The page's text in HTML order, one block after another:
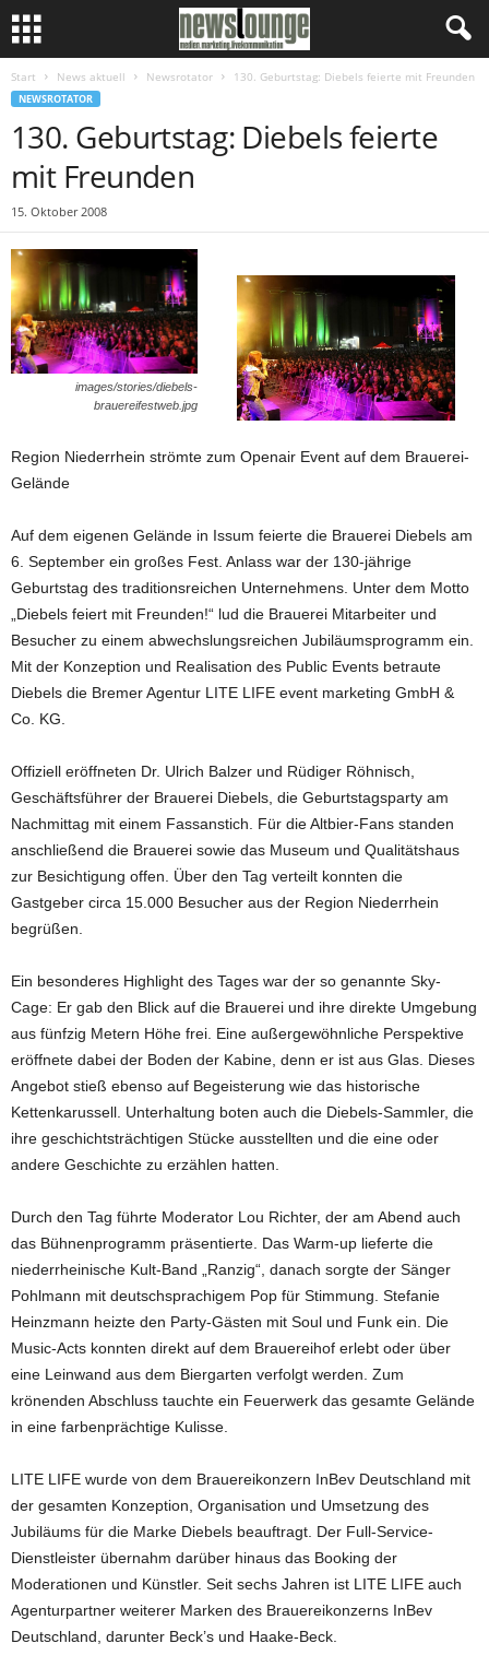
Start News aktuell Newsrotator 130. Geburtstag: Diebels feierte mit Freunden
NEWSROTATOR
130. Geburtstag: Diebels feierte
mit Freunden
15. Oktober 2008
images/stories/diebels-
brauereifestweb.jpg
Region Niederrhein strömte zum Openair Event auf dem Brauerei-
Gelände
Auf dem eigenen Gelände in Issum feierte die Brauerei Diebels am
6. September ein großes Fest. Anlass war der 130-jährige
Geburtstag des traditionsreichen Unternehmens. Unter dem Motto
„Diebels feiert mit Freunden!“ lud die Brauerei Mitarbeiter und
Besucher zu einem abwechslungsreichen Jubiläumsprogramm ein.
Mit der Konzeption und Realisation des Public Events betraute
Diebels die Bremer Agentur LITE LIFE event marketing GmbH &
Co. KG.
Offiziell eröffneten Dr. Ulrich Balzer und Rüdiger Röhnisch,
Geschäftsführer der Brauerei Diebels, die Geburtstagsparty am
Nachmittag mit einem Fassanstich. Für die Altbier-Fans standen
anschließend die Brauerei sowie das Museum und Qualitätshaus
zur Besichtigung offen. Über den Tag verteilt konnten die
Gastgeber circa 15.000 Besucher aus der Region Niederrhein
begrüßen.
Ein besonderes Highlight des Tages war der so genannte Sky-
Cage: Er gab den Blick auf die Brauerei und ihre direkte Umgebung
aus fünfzig Metern Höhe frei. Eine außergewöhnliche Perspektive
eröffnete dabei der Boden der Kabine, denn er ist aus Glas. Dieses
Angebot stieß ebenso auf Begeisterung wie das historische
Kettenkarussell. Unterhaltung boten auch die Diebels-Sammler, die
ihre geschichtsträchtigen Stücke ausstellten und die eine oder
andere Geschichte zu erzählen hatten.
Durch den Tag führte Moderator Lou Richter, der am Abend auch
das Bühnenprogramm präsentierte. Das Warm-up lieferte die
niederrheinische Kult-Band „Ranzig“, danach sorgte der Sänger
Pohlmann mit deutschsprachigem Pop für Stimmung. Stefanie
Heinzmann heizte den Party-Gästen mit Soul und Funk ein. Die
Music-Acts konnten direkt auf dem Brauereihof erlebt oder über
eine Leinwand aus dem Biergarten verfolgt werden. Zum
krönenden Abschluss tauchte ein Feuerwerk das gesamte Gelände
in eine farbenprächtige Kulisse.
LITE LIFE wurde von dem Brauereikonzern InBev Deutschland mit
der gesamten Konzeption, Organisation und Umsetzung des
Jubiläums für die Marke Diebels beauftragt. Der Full-Service-
Dienstleister übernahm darüber hinaus das Booking der
Moderationen und Künstler. Seit sechs Jahren ist LITE LIFE auch
Agenturpartner weiterer Marken des Brauereikonzerns InBev
Deutschland, darunter Beck’s und Haake-Beck.